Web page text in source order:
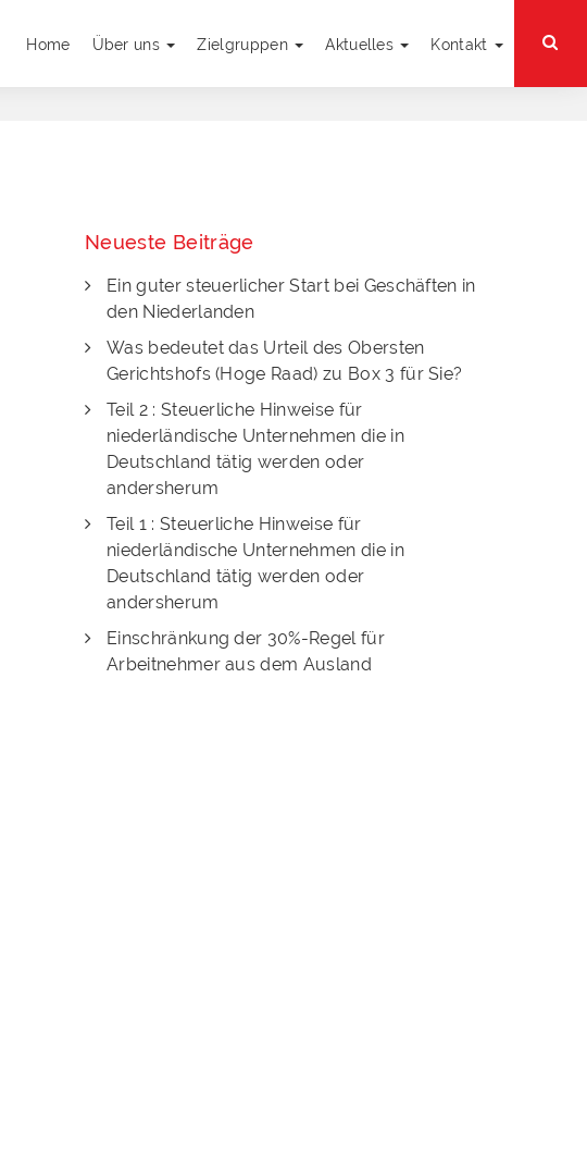
Home Über uns Zielgruppen Aktuelles Kontakt
Neueste Beiträge
Ein guter steuerlicher Start bei Geschäften in
den Niederlanden
Was bedeutet das Urteil des Obersten
Gerichtshofs (Hoge Raad) zu Box 3 für Sie?
Teil 2 : Steuerliche Hinweise für
niederländische Unternehmen die in
Deutschland tätig werden oder
andersherum
Teil 1 : Steuerliche Hinweise für
niederländische Unternehmen die in
Deutschland tätig werden oder
andersherum
Einschränkung der 30%-Regel für
Arbeitnehmer aus dem Ausland